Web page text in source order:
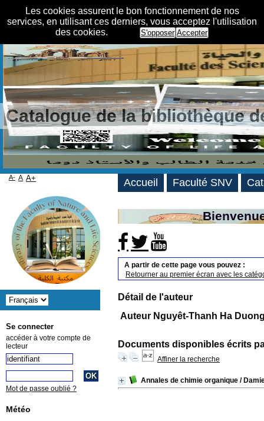
Les cookies assurent le bon fonctionnement de nos
services, en utilisant ces derniers, vous acceptez l'utilisation
des cookies.
S'opposer Accepter
Catalogue de la bibliothèque
A partir de cette page vous pouvez :
Retourner au premier écran avec les
Détail de l'auteur
Auteur Nguyêt-Thanh Ha
Documents disponibles écrits
Affiner la recherche
Annales de chimie organique /
Accueil Faculté SNV
A- A A+
Se connecter
accéder à votre compte de
lecteur
Mot de passe oublié ?
Météo